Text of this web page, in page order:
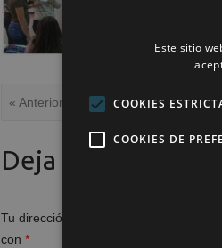
« Anterior
Deja una respuesta
Tu dirección de correo electrónico no
con*
Este sitio
COOKIES
COOKIES DE